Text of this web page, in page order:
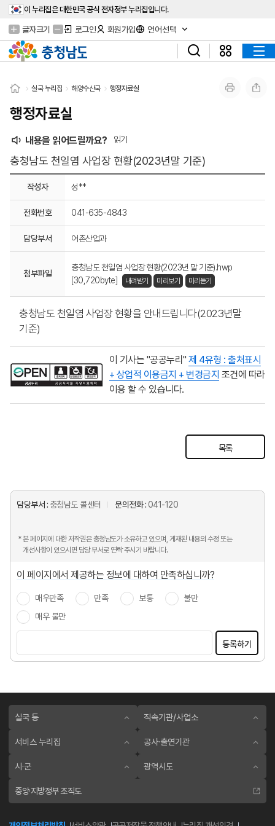
이 누리집은 대한민국 공식 전자정부 누리집입니다.
글자크기 로그인 회원가입 언어선택
실국 누리집 해양수산국 행정자료실
행정자료실
내용을 읽어드릴까요? 읽기
충청남도 천일염 사업장 현황(2023년말 기준)
작성자 성**
전화번호 041-635-4843
담당부서 어촌산업과
첨부파일
충청남도 천일염 사업장 현황(2023년 말 기준).hwp
[30,720byte]
내려받기 미리보기 미리듣기
충청남도 천일염 사업장 현황을 안내드립니다(2023년말
기준)
이 기사는 "공공누리"제 4유형 : 출처표시
+ 상업적 이용금지 + 변경금지 조건에 따라
이용 할 수 있습니다.
목록
담당부서 : 충청남도 콜센터 문의전화 : 041-120
* 본 페이지에 대한 저작권은 충청남도가 소유하고 있으며, 게재된 내용의 수정 또는
개선사항이 있으시면 담당 부서로 연락 주시기 바랍니다.
이 페이지에서 제공하는 정보에 대하여 만족하십니까?
매우만족 만족 보통
불만
매우 불만
등록하기
실국 등 직속기관/사업소
서비스 누리집 공사·출연기관
시·군 광역시도
중앙·지방정부 조직도